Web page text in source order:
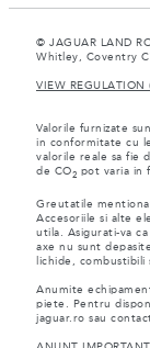
© JAGUAR LAND
Whitley, Coventry
VIEW
Valorile furnizate
in conformitate cu
valorile reale sa fie
de CO2 pot varia in
Greutatile
Accesoriile si alte
utila. Asigurati-va ca
axe nu sunt
lichide, combustibili
Anumite
piete. Pentru
jaguar.ro sau